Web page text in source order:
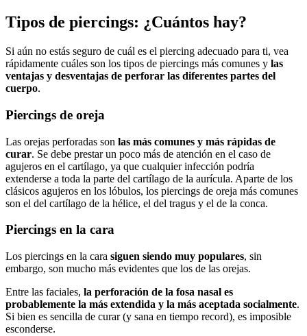
Tipos de piercings: ¿Cuántos hay?
Si aún no estás seguro de cuál es el piercing adecuado para ti, vea
rápidamente cuáles son los tipos de piercings más comunes y las
ventajas y desventajas de perforar las diferentes partes del
cuerpo.
Piercings de oreja
Las orejas perforadas son las más comunes y más rápidas de
curar. Se debe prestar un poco más de atención en el caso de
agujeros en el cartílago, ya que cualquier infección podría
extenderse a toda la parte del cartílago de la aurícula. Aparte de los
clásicos agujeros en los lóbulos, los piercings de oreja más comunes
son el del cartílago de la hélice, el del tragus y el de la conca.
Piercings en la cara
Los piercings en la cara siguen siendo muy populares, sin
embargo, son mucho más evidentes que los de las orejas.
Entre las faciales, la perforación de la fosa nasal es
probablemente la más extendida y la más aceptada socialmente.
Si bien es sencilla de curar (y sana en tiempo record), es imposible
esconderse.